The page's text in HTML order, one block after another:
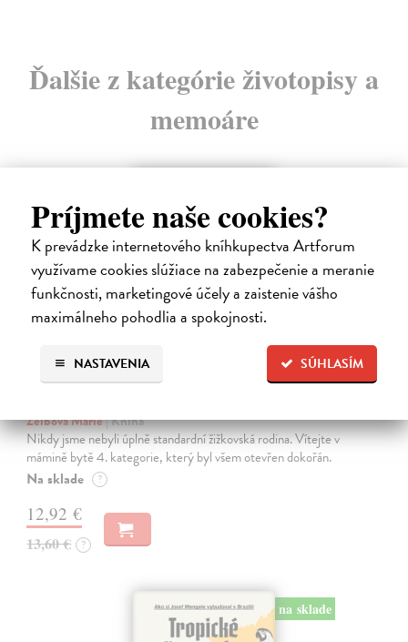
Príjmete naše cookies?
K prevádzke internetového kníhkupectva Artforum
využívame cookies slúžiace na zabezpečenie a meranie
funkčnosti, marketingové účely a zaistenie vášho
maximálneho pohodlia a spokojnosti.
SÚHLASÍM
NASTAVENIA
Ďalšie z kategórie životopisy a
memoáre
Zelbová Marie| Kniha
Nikdy jsme nebyli úplně standardní žižkovská rodina. Vítejte v
mámině bytě 4. kategorie, který byl všem otevřen dokořán.
Na sklade ?
12,92 €
13,60 € ?
na sklade